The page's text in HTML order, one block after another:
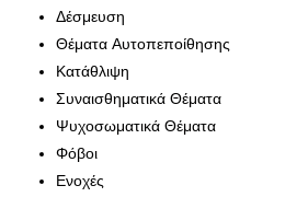
Δέσμευση
Θέματα Αυτοπεποίθησης
Κατάθλιψη
Συναισθηματικά Θέματα
Ψυχοσωματικά Θέματα
Φόβοι
Ενοχές